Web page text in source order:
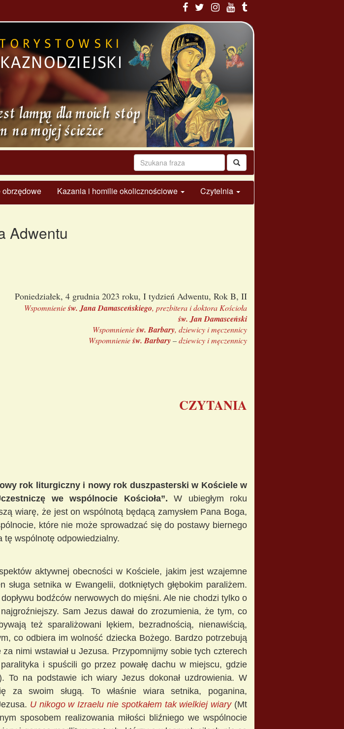
Kazania i homilie okolicznościowe Czytelnia
Adwentu
Poniedziałek, 4 grudnia 2023 roku, I tydzień Adwentu, Rok B, II
Wspomnienieśw. Jana Damasceńskiego, prezbitera i doktora Kościoła
św. Jan Damasceński
Wspomnienieśw. Barbary, dziewicy i męczennicy
Wspomnienieśw. Barbary–dziewicy i męczennicy
CZYTANIA
rok liturgiczny i nowy rok duszpasterski w Kościele w
we wspólnocie Kościoła”. W ubiegłym roku
wiarę, że jest on wspólnotą będącą zamysłem Pana Boga,
które nie może sprowadzać się do postawy biernego
wspólnotę odpowiedzialny.
aktywnej obecności w Kościele, jakim jest wzajemne
setnika w Ewangelii, dotkniętych głębokim paraliżem.
bodźców nerwowych do mięśni. Ale nie chodzi tylko o
Sam Jezus dawał do zrozumienia, że tym, co
też sparaliżowani lękiem, bezradnością, nienawiścią,
co odbiera im wolność dziecka Bożego. Bardzo potrzebują
nimi wstawiał u Jezusa. Przypomnijmy sobie tych czterech
i spuścili go przez powałę dachu w miejscu, gdzie
To na podstawie ich wiary Jezus dokonał uzdrowienia. W
za swoim sługą. To właśnie wiara setnika, poganina,
U nikogo w Izraelu nie spotkałem tak wielkiej wiary (Mt
sposobem realizowania miłości bliźniego we wspólnocie